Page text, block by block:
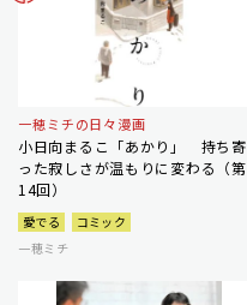
一穂ミチの日々漫画
小日向まるこ「あかり」 持ち寄
った寂しさが温もりに変わる（第
14回）
愛でる
コミック
一穂ミチ